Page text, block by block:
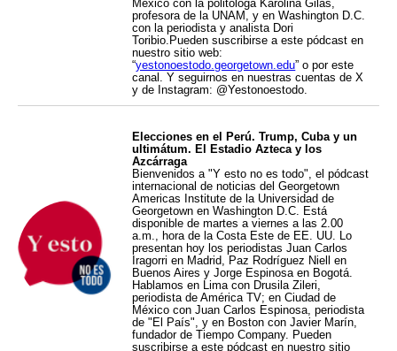
México con la politóloga Karolina Gilas,
profesora de la UNAM, y en Washington D.C.
con la periodista y analista Dori
Toribio.Pueden suscribirse a este pódcast en
nuestro sitio web:
“yestonoestodo.georgetown.edu” o por este
canal. Y seguirnos en nuestras cuentas de X
y de Instagram: @Yestonoestodo.
Elecciones en el Perú. Trump, Cuba y un
ultimátum. El Estadio Azteca y los
Azcárraga
Bienvenidos a "Y esto no es todo", el pódcast
internacional de noticias del Georgetown
Americas Institute de la Universidad de
Georgetown en Washington D.C. Está
disponible de martes a viernes a las 2.00
a.m., hora de la Costa Este de EE. UU. Lo
presentan hoy los periodistas Juan Carlos
Iragorri en Madrid, Paz Rodríguez Niell en
Buenos Aires y Jorge Espinosa en Bogotá.
Hablamos en Lima con Drusila Zileri,
periodista de América TV; en Ciudad de
México con Juan Carlos Espinosa, periodista
de "El País", y en Boston con Javier Marín,
fundador de Tiempo Company. Pueden
suscribirse a este pódcast en nuestro sitio